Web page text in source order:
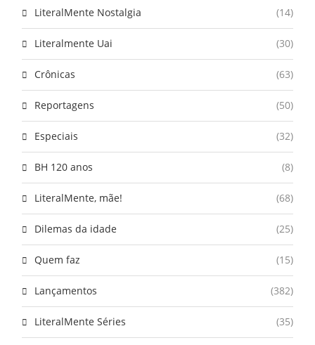
LiteralMente Nostalgia (14)
Literalmente Uai (30)
Crônicas (63)
Reportagens (50)
Especiais (32)
BH 120 anos (8)
LiteralMente, mãe! (68)
Dilemas da idade (25)
Quem faz (15)
Lançamentos (382)
LiteralMente Séries (35)